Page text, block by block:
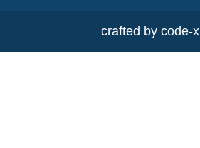
crafted bycode-x